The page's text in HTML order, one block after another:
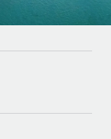
in deine